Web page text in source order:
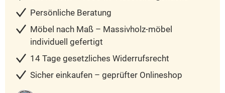
Persönliche Beratung
Möbel nach Maß – Massivholz-möbel
individuell gefertigt
14 Tage gesetzliches Widerrufsrecht
Sicher einkaufen – geprüfter Onlineshop